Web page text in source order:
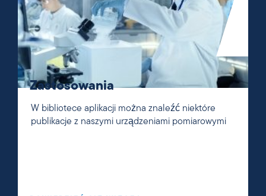
Zastosowania
W bibliotece aplikacji można znaleźć niektóre
publikacje z naszymi urządzeniami pomiarowymi